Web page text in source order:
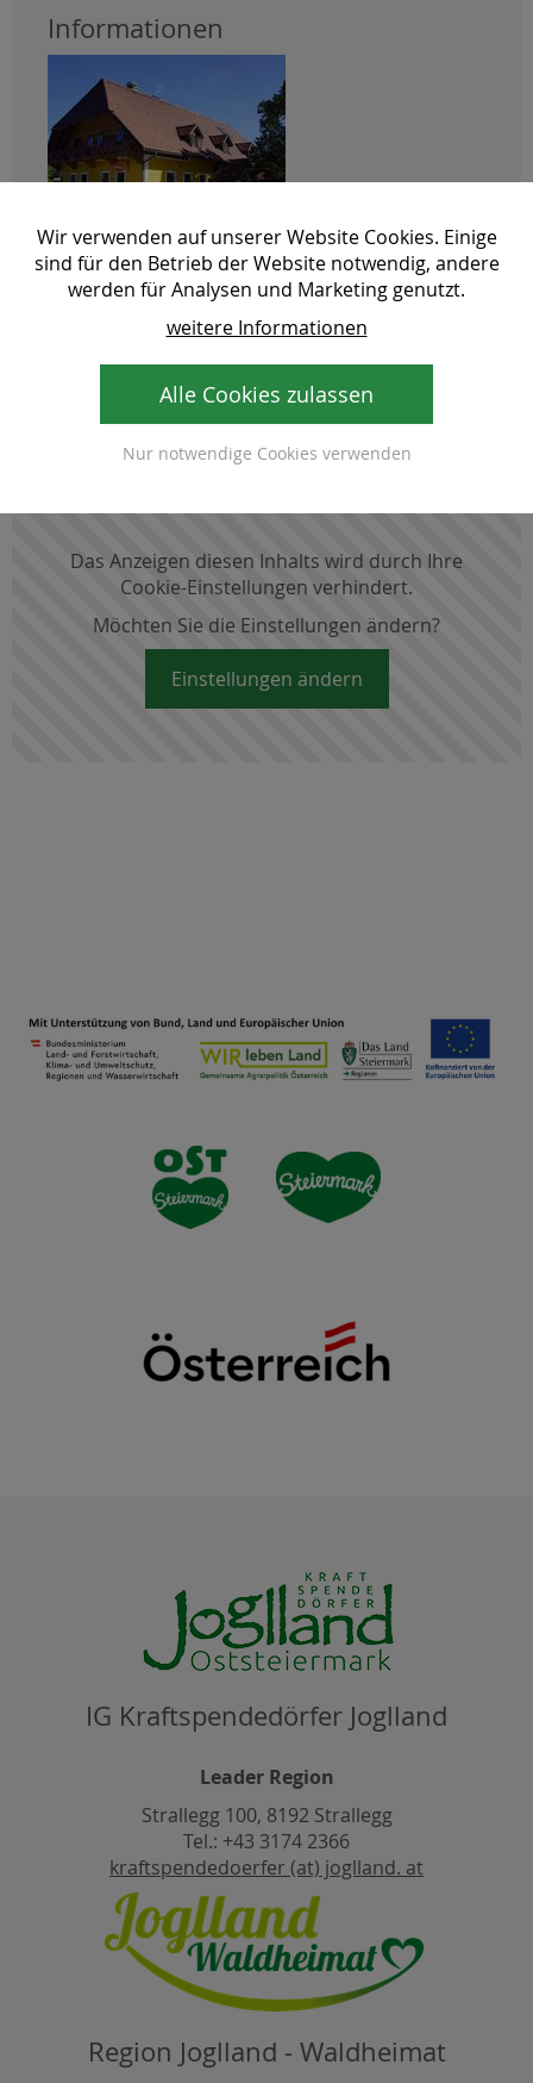
Informationen
Traditionswirtshaus Gallbrunner
8190 Waisenegg 78
Tel: +43 3174 4410
www.gallbrunner.at
Das Anzeigen diesen Inhalts wird durch Ihre
Cookie-Einstellungen verhindert.
Möchten Sie die Einstellungen ändern?
Einstellungen ändern
IG Kraftspendedörfer Joglland
Leader Region
Strallegg 100, 8192 Strallegg
Tel.: +43 3174 2366
kraftspendedoerfer (at) joglland. at
Region Joglland - Waldheimat
Wir verwenden auf unserer Website Cookies. Einige
sind für den Betrieb der Website notwendig, andere
werden für Analysen und Marketing genutzt.
weitere Informationen
Alle Cookies zulassen
Nur notwendige Cookies verwenden